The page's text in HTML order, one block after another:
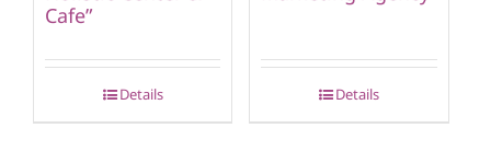
Cafe”
Details Details